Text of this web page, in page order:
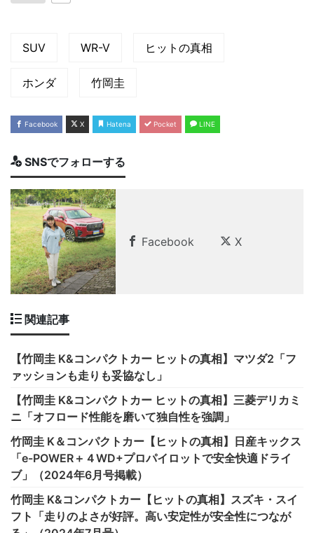
SUV WR-V ヒットの真相
ホンダ 竹岡圭
Facebook X Hatena Pocket LINE
SNSでフォローする
Facebook X
関連記事
【竹岡圭 K&コンパクトカー ヒットの真相】マツダ2「フ
ァッションも走りも妥協なし」
【竹岡圭 K&コンパクトカー ヒットの真相】三菱デリカミ
ニ「オフロード性能を磨いて独自性を強調」
竹岡圭 K＆コンパクトカー【ヒットの真相】日産キックス
「e-POWER＋４WD+プロパイロットで安全快適ドライ
ブ」（2024年6月号掲載）
竹岡圭 K&コンパクトカー【ヒットの真相】スズキ・スイ
フト「走りのよさが好評。高い安定性が安全性につなが